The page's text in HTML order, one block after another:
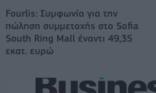
Fourlis: Συμφωνία για την
πώληση συμμετοχής στο Sofia
South Ring Mall έναντι 49,35
εκατ. ευρώ